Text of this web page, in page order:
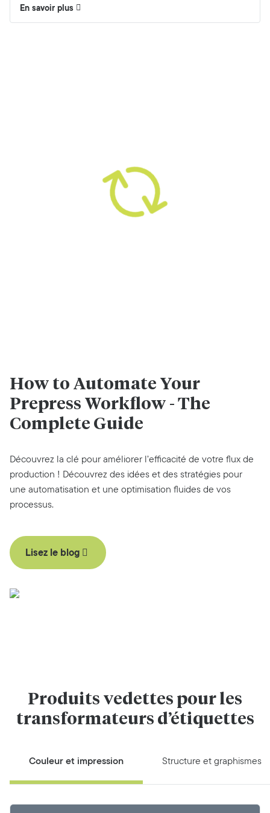
En savoir plus
How to Automate Your
Prepress Workflow - The
Complete Guide
Découvrez la clé pour améliorer l’efficacité de votre flux de
production ! Découvrez des idées et des stratégies pour
une automatisation et une optimisation fluides de vos
processus.
Lisez le blog
Produits vedettes pour les
transformateurs d’étiquettes
Couleur et impression Structure et graphismes